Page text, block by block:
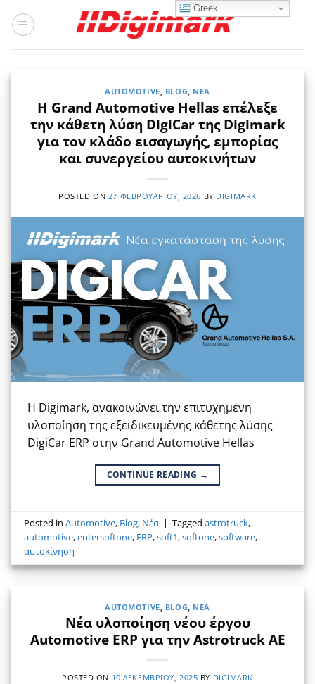
στο
AUTOMOTIVE, BLOG, ΝΈΑ
Η Grand Automotive Hellas επέλεξε
την κάθετη λύση DigiCar της Digimark
για τον κλάδο εισαγωγής, εμπορίας
και συνεργείου αυτοκινήτων
POSTED ON 27 ΦΕΒΡΟΥΑΡΊΟΥ, 2026 BY DIGIMARK
Η Digimark, ανακοινώνει την επιτυχημένη
υλοποίηση της εξειδικευμένης κάθετης λύσης
DigiCar ERP στην Grand Automotive Hellas
CONTINUE READING →
Posted inAutomotive, Blog, Νέα | Taggedastrotruck,
automotive,entersoftone, ERP,soft1,softone,software,
αυτοκίνηση
AUTOMOTIVE BLOG ΝΈΑ
Νέα υλοποίηση νέου έργου
Automotive ERP για την Astrotruck AE
POSTED ON 10 ΔΕΚΕΜΒΡΊΟΥ, 2025 BY DIGIMARK
Greek